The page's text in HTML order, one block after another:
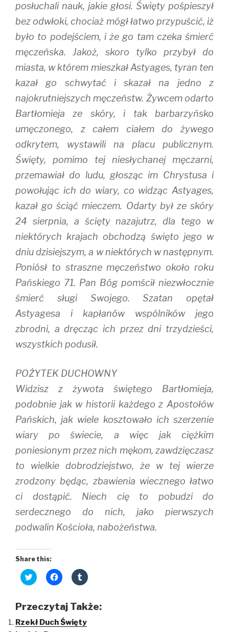
posłuchali nauk, jakie głosi. Święty pośpieszył
bez odwłoki, chociaż mógł łatwo przypuścić, iż
było to podejściem, i że go tam czeka śmierć
męczeńska. Jakoż, skoro tylko przybył do
miasta, w którem mieszkał Astyages, tyran ten
kazał go schwytać i skazał na jedno z
najokrutniejszych męczeństw. Żywcem odarto
Bartłomieja ze skóry, i tak barbarzyńsko
umęczonego, z całem ciałem do żywego
odkrytem, wystawili na placu publicznym.
Święty, pomimo tej niesłychanej męczarni,
przemawiał do ludu, głosząc im Chrystusa i
powołując ich do wiary, co widząc Astyages,
kazał go ściąć mieczem. Odarty był ze skóry
24 sierpnia, a ścięty nazajutrz, dla tego w
niektórych krajach obchodzą święto jego w
dniu dzisiejszym, a w niektórych w następnym.
Poniósł to straszne męczeństwo około roku
Pańskiego 71. Pan Bóg pomścił niezwłocznie
śmierć sługi Swojego. Szatan opętał
Astyagesa i kapłanów wspólników jego
zbrodni, a dręcząc ich przez dni trzydzieści,
wszystkich podusił.
POŻYTEK DUCHOWNY
Widzisz z żywota świętego Bartłomieja,
podobnie jak w historii każdego z Apostołów
Pańskich, jak wiele kosztowało ich szerzenie
wiary po świecie, a więc jak ciężkim
poniesionym przez nich mękom, zawdzięczasz
to wielkie dobrodziejstwo, że w tej wierze
zrodzony będąc, zbawienia wiecznego łatwo
ci dostąpić. Niech cię to pobudzi do
serdecznego do nich, jako pierwszych
podwalin Kościoła, nabożeństwa.
Share this:
C
l
t
s
h
C
l
t
o
s
h
C
l
t
s
h
Przeczytaj Także:
Rzekł Duch Święty